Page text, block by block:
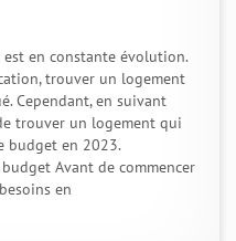
en constante évolution.
trouver un logement
Cependant, en suivant
trouver un logement qui
budget en 2023.
Avant de commencer
en